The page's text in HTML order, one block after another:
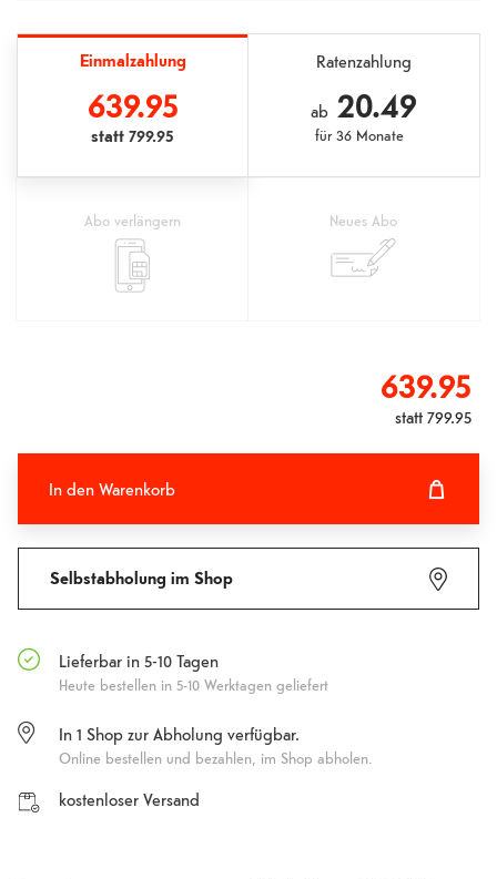
Einmalzahlung
639.95
statt799.95
Ratenzahlung
ab20.49
für36 Monate
Abo verlängern Neues Abo
639.95
statt799.95
In den Warenkorb
Selbstabholung im Shop
Lieferbar in 5-10 Tagen
Heute bestellen in 5-10 Werktagen geliefert
In 1 Shop zur Abholung verfügbar.
Online bestellen und bezahlen, im Shop abholen.
kostenloser Versand